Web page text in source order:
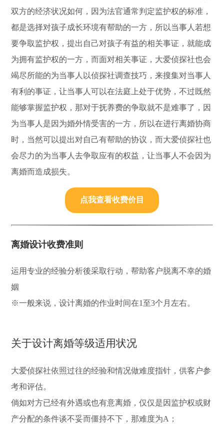
双方的经济状况如何，因为法官通常判定监护权的标准，
都是选择对孩子成长环境有帮助的一方，所以当事人若想
要争取监护权，提出自己对孩子有益的相关事证，就能成
为拥有监护权的一方，而面对相关事证，大爱侦探社也会
竭尽所能的为当事人以侦探社调查技巧，来搜集对当事人
有利的事证，让当事人可以在法庭上处于优势，不过既然
能够掌握监护权，那对于抚养费的争取就不是难事了，因
为当事人是因为婚外情受害的一方，所以在进行离婚协商
时，当然可以提出对自己有帮助的协议，而大爱侦探社也
会尽力的为当事人去争取应有的权益，让当事人不会因为
离婚而造成损失。
点我查看收费价目
离婚设计收费准则
运用专业的经验分析後采取行动，帮助客户脱离不幸的婚
姻
※一般来说，设计离婚的作业时间在1至3个月左右。
关于设计离婚等级适用状况
大爱侦探社依照过往的经验和情况做难度指针，供客户参
考和评估。
倘如对方已经有外遇或也有意离婚，仅仅是因监护权或财
产分配的条件谈不妥而僵持不下，那难度为A；